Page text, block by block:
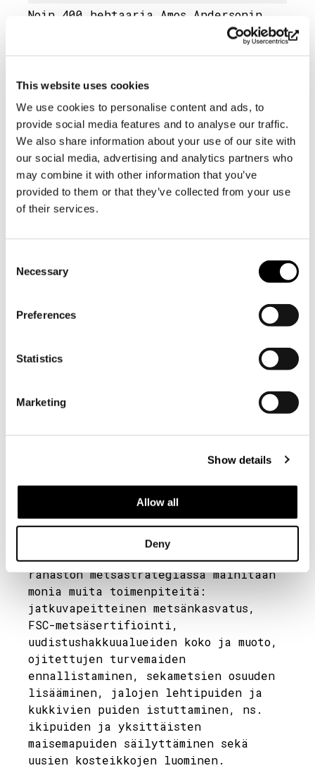
This website uses cookies
We use cookies to personalise content and ads, to
provide social media features and to analyse our traffic.
We also share information about your use of our site with
our social media, advertising and analytics partners who
may combine it with other information that you’ve
provided to them or that they’ve collected from your use
of their services.
Selection
Necessary
Preferences
Statistics
Marketing
Show details
Allow all
Deny
Noin 400 hehtaaria Amos Andersonin
rahaston metsästä on suojelualuetta.
Suojelualueet ovat Purunpää, Bergö ja
Purunpää (Purunpää Norra). Täysin
on noin 330 hehtaaria rakentamiselta
suojeltuja rantametsiä.
Metsästrategian mukaan tarkoitus on
suojella vielä noin 100 hehtaaria
seuraavan 10 vuoden aikana.
Suojelusuunnitelmat perustuvat muun
muassa tekeillä olevan
potentiaalia kehittyä ajan myötä
Kuva: Siv Vesterlund-Karlsson
Suojelun lisäksi Amos Andersonin
rahaston metsästrategiassa mainitaan
monia muita toimenpiteitä:
jatkuvapeitteinen metsänkasvatus,
FSC-metsäsertifiointi,
uudistushakkuualueiden koko ja muoto,
ojitettujen turvemaiden
ennallistaminen, sekametsien osuuden
lisääminen, jalojen lehtipuiden ja
kukkivien puiden istuttaminen, ns.
ikipuiden ja yksittäisten
maisemapuiden säilyttäminen sekä
uusien kosteikkojen luominen.